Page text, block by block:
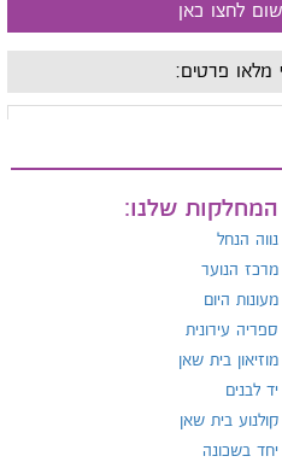
לחצו כאן
מלאו פרטים:
המחלקות שלנו:
נווה הנחל
מרכז הנוער
מעונות היום
ספריה עירונית
מוזיאון בית שאן
יד לבנים
קולנוע בית שאן
יחד בשכונה